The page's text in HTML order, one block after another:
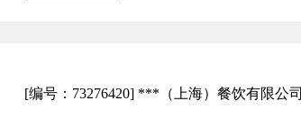
[编号：73276420] ***（上海）餐饮有限公司